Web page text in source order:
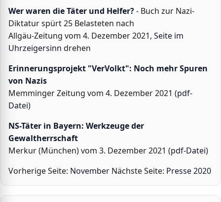
Wer waren die Täter und Helfer?- Buch zur Nazi-
Diktatur spürt 25 Belasteten nach
Allgäu-Zeitung vom 4. Dezember 2021, Seite im
Uhrzeigersinn drehen
Erinnerungsprojekt "VerVolkt": Noch mehr Spuren
von Nazis
Memminger Zeitung vom 4. Dezember 2021 (pdf-
Datei)
NS-Täter in Bayern: Werkzeuge der
Gewaltherrschaft
Merkur (München) vom 3. Dezember 2021 (pdf-Datei)
Vorherige Seite: November Nächste Seite: Presse 2020